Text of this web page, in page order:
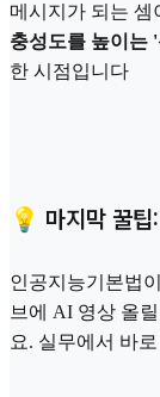
메시지가 되는 셈
충성도를 높이는
한 시점입니다
💡 마지막 꿀팁
인공지능기본법
브에 AI 영상 올
요. 실무에서 바